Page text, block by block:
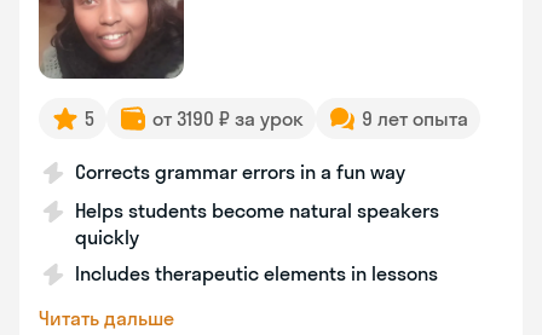
5 от 3190 ₽ за урок 9 лет опыта
Corrects grammar errors in a fun way
Helps students become natural speakers
quickly
Includes therapeutic elements in lessons
Читать дальше